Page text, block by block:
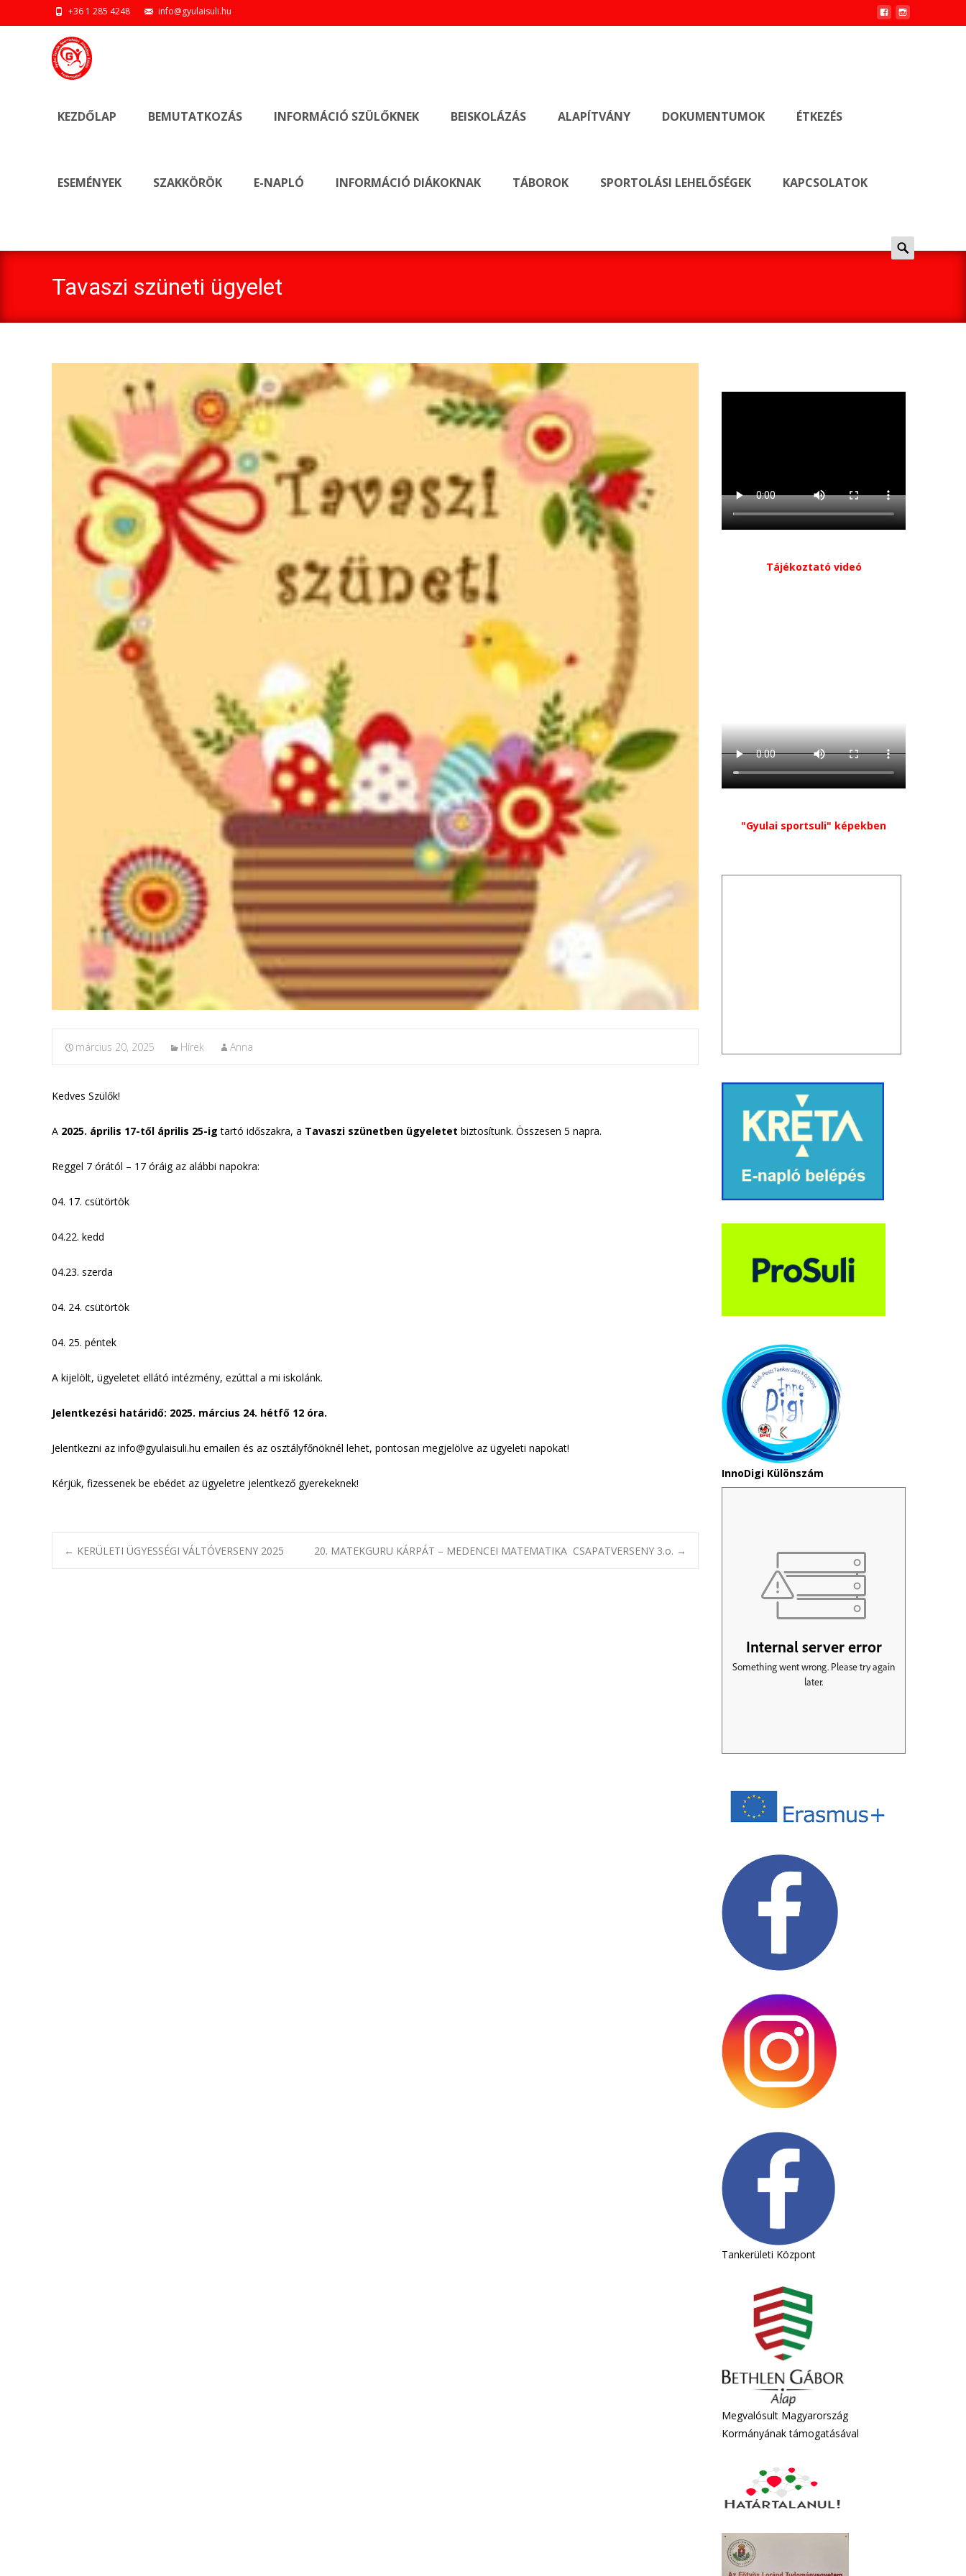
+36 1 285 4248 info@gyulaisuli.hu
KEZDŐLAP BEMUTATKOZÁS INFORMÁCIÓ SZÜLŐKNEK BEISKOLÁZÁS ALAPÍTVÁNY DOKUMENTUMOK ÉTKEZÉS
ESEMÉNYEK SZAKKÖRÖK E-NAPLÓ INFORMÁCIÓ DIÁKOKNAK TÁBOROK SPORTOLÁSI LEHELŐSÉGEK KAPCSOLATOK
Keresés
erre:
Tavaszi szüneti ügyelet
március 20, 2025 Hírek Anna
Kedves Szülők!
A 2025. április 17-től április 25-igtartó időszakra, a Tavaszi szünetben ügyeletet biztosítunk. Összesen 5 napra.
Reggel 7 órától – 17 óráig az alábbi napokra:
04. 17. csütörtök
04.22. kedd
04.23. szerda
04. 24. csütörtök
04. 25. péntek
A kijelölt, ügyeletet ellátó intézmény, ezúttal a mi iskolánk.
Jelentkezési határidő: 2025. március 24. hétfő 12 óra.
Jelentkezni az info@gyulaisuli.hu emailen és az osztályfőnöknél lehet, pontosan megjelölve az ügyeleti napokat!
Kérjük, fizessenek be ebédet az ügyeletre jelentkező gyerekeknek!
Bejegyzésnavigáció
← KERÜLETI ÜGYESSÉGI VÁLTÓVERSENY 2025 20. MATEKGURU KÁRPÁT – MEDENCEI MATEMATIKA CSAPATVERSENY 3.o. →
Tájékoztató videó
"Gyulai sportsuli" képekben
InnoDigi Különszám
Tankerületi Központ
Megvalósult Magyarország
Kormányának támogatásával